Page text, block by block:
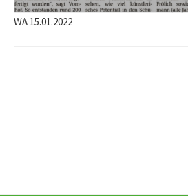
WA 15.01.2022